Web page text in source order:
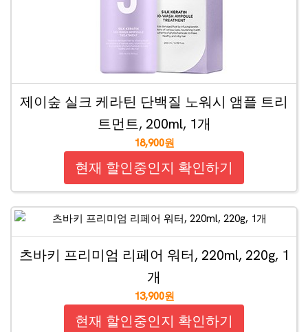
제이숲 실크 케라틴 단백질 노워시 앰플 트리
트먼트, 200ml, 1개
18,900원
현재 할인중인지 확인하기
츠바키 프리미엄 리페어 워터, 220ml, 220g, 1
개
13,900원
현재 할인중인지 확인하기